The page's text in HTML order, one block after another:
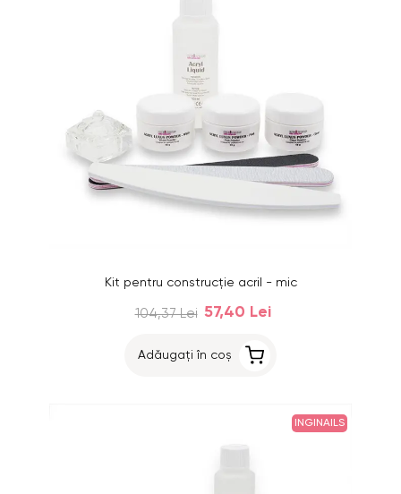
Kit pentru construcție acril - mic
104,37 Lei 57,40 Lei
Adăugați în coș
INGINAILS